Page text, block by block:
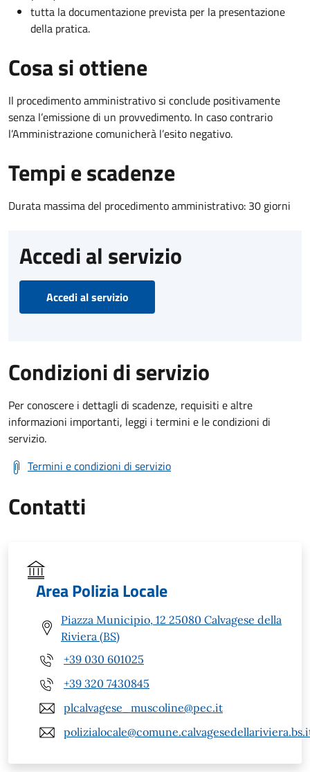
tutta la documentazione prevista per la presentazione
della pratica.
Cosa si ottiene
Il procedimento amministrativo si conclude positivamente
senza l’emissione di un provvedimento. In caso contrario
l’Amministrazione comunicherà l’esito negativo.
Tempi e scadenze
Durata massima del procedimento amministrativo: 30 giorni
Accedi al servizio
Accedi al servizio
Condizioni di servizio
Per conoscere i dettagli di scadenze, requisiti e altre
informazioni importanti, leggi i termini e le condizioni di
servizio.
Termini e condizioni di servizio
Contatti
Area Polizia Locale
Piazza Municipio, 12 25080 Calvagese della
Riviera (BS)
+39 030 601025
+39 320 7430845
plcalvagese_muscoline@pec.it